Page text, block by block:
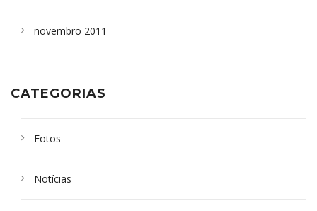
novembro 2011
CATEGORIAS
Fotos
Notícias